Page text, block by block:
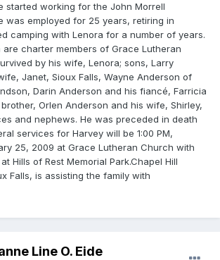
started working for the John Morrell
was employed for 25 years, retiring in
camping with Lenora for a number of years.
are charter members of Grace Lutheran
by his wife, Lenora; sons, Larry
Janet, Sioux Falls, Wayne Anderson of
Darin Anderson and his fiancé, Farricia
Orlen Anderson and his wife, Shirley,
and nephews. He was preceded in death
services for Harvey will be 1:00 PM,
25, 2009 at Grace Lutheran Church with
Hills of Rest Memorial Park.Chapel Hill
Falls, is assisting the family with
Line O. Eide